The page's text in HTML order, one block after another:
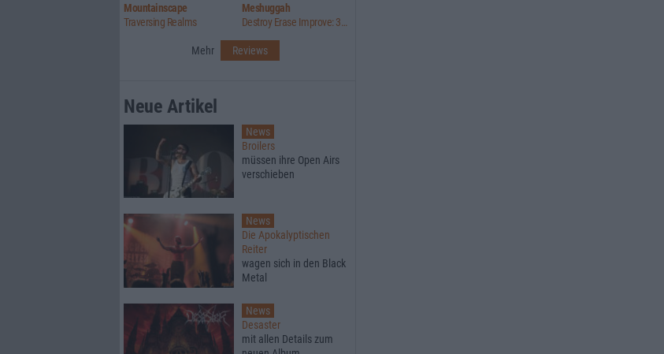
Mountainscape
Traversing Realms
Meshuggah
Destroy Erase Improve: 30th Anniversary Edition
Mehr Reviews
Neue Artikel
News
Broilers
müssen ihre Open Airs
verschieben
News
Die Apokalyptischen
Reiter
wagen sich in den Black
Metal
News
Desaster
mit allen Details zum